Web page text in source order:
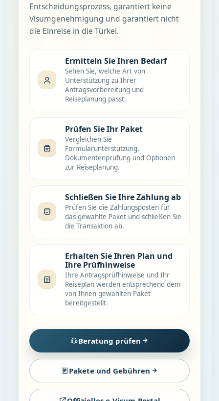
Entscheidungsprozess, garantiert keine
Visumgenehmigung und garantiert nicht
die Einreise in die Türkei.
Ermitteln Sie Ihren Bedarf
Sehen Sie, welche Art von
Unterstützung zu Ihrer
Antragsvorbereitung und
Reiseplanung passt.
Prüfen Sie Ihr Paket
Vergleichen Sie
Formularunterstützung,
Dokumentenprüfung und Optionen
zur Reiseplanung.
Schließen Sie Ihre Zahlung ab
Prüfen Sie die Zahlungsposten für
das gewählte Paket und schließen Sie
die Transaktion ab.
Erhalten Sie Ihren Plan und
Ihre Prüfhinweise
Ihre Antragsprüfhinweise und Ihr
Reiseplan werden entsprechend dem
von Ihnen gewählten Paket
bereitgestellt.
Beratung prüfen
Pakete und Gebühren